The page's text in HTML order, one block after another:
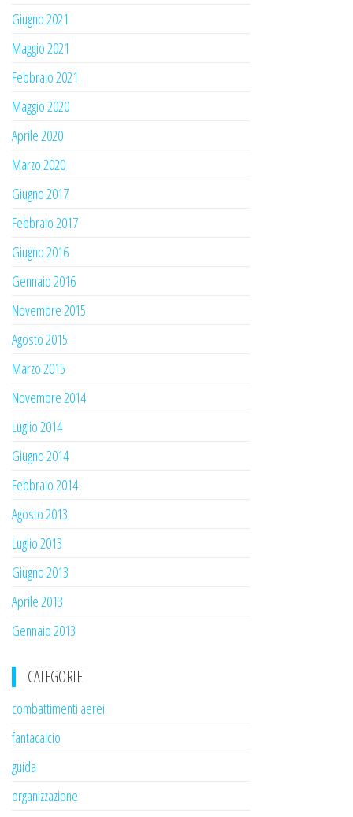
Giugno 2021
Maggio 2021
Febbraio 2021
Maggio 2020
Aprile 2020
Marzo 2020
Giugno 2017
Febbraio 2017
Giugno 2016
Gennaio 2016
Novembre 2015
Agosto 2015
Marzo 2015
Novembre 2014
Luglio 2014
Giugno 2014
Febbraio 2014
Agosto 2013
Luglio 2013
Giugno 2013
Aprile 2013
Gennaio 2013
CATEGORIE
combattimenti aerei
fantacalcio
guida
organizzazione